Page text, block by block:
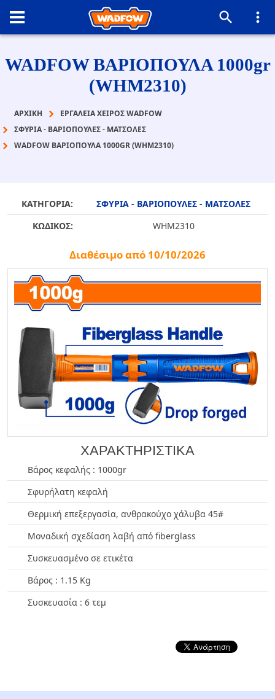
WADFOW ΒΑΡΙΟΠΟΥΛΑ 1000gr
(WHM2310)
ΑΡΧΙΚΉ
ΕΡΓΑΛΕΙΑ ΧΕΙΡΟΣ WADFOW
ΣΦΥΡΙΑ - ΒΑΡΙΟΠΟΥΛΕΣ - ΜΑΤΣΟΛΕΣ
WADFOW ΒΑΡΙΟΠΟΥΛΑ 1000GR (WHM2310)
ΚΑΤΗΓΟΡΙΑ:
ΣΦΥΡΙΑ - ΒΑΡΙΟΠΟΥΛΕΣ - ΜΑΤΣΟΛΕΣ
ΚΩΔΙΚΟΣ:
WHM2310
Διαθέσιμο από 10/10/2026
ΧΑΡΑΚΤΗΡΙΣΤΙΚΑ
Βάρος κεφαλής : 1000gr
Σφυρήλατη κεφαλή
Θερμική επεξεργασία, ανθρακούχο χάλυβα 45#
Μοναδική σχεδίαση λαβή από fiberglass
Συσκευασμένο σε ετικέτα
Βάρος : 1.15 Kg
Συσκευασία : 6 τεμ